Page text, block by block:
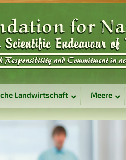
Landwirtschaft Meere